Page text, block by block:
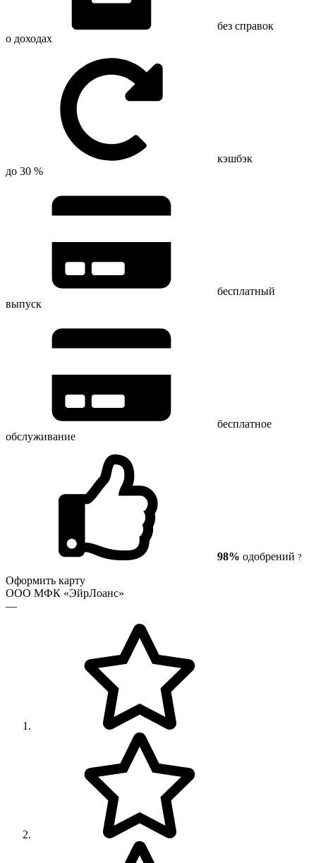
без справок
о доходах
кэшбэк
до 30 %
бесплатный
выпуск
бесплатное
обслуживание
98% одобрений ?
Оформить карту
ООО МФК «ЭйрЛоанс»
—